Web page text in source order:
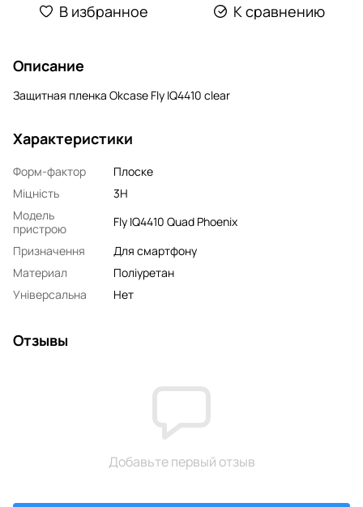
В избранное К сравнению
Описание
Защитная пленка Okcase Fly IQ4410 clear
Характеристики
Форм-фактор
Плоске
Міцність
3H
Модель
пристрою
Fly IQ4410 Quad Phoenix
Призначення
Для смартфону
Материал
Поліуретан
Універсальна
Нет
Отзывы
Добавьте первый отзыв